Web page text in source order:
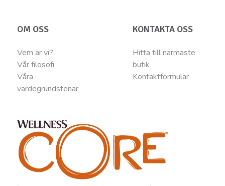
OM OSS
Vem är vi?
Vår filosofi
Våra
värdegrundstenar
KONTAKTA OSS
Hitta till närmaste
butik
Kontaktformulär